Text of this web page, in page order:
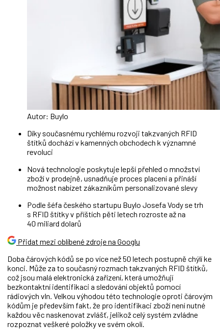
Autor: Buylo
Díky současnému rychlému rozvoji takzvaných RFID
štítků dochází v kamenných obchodech k významné
revoluci
Nová technologie poskytuje lepší přehled o množství
zboží v prodejně, usnadňuje proces placení a přináší
možnost nabízet zákazníkům personalizované slevy
Podle šéfa českého startupu Buylo Josefa Vody se trh
s RFID štítky v příštích pěti letech rozroste až na
40 miliard dolarů
Přidat mezi oblíbené zdroje na Googlu
Doba čárových kódů se po více než 50 letech postupně chýlí ke
konci. Může za to současný rozmach takzvaných RFID štítků,
což jsou malá elektronická zařízení, která umožňují
bezkontaktní identifikaci a sledování objektů pomocí
rádiových vln. Velkou výhodou této technologie oproti čárovým
kódům je především fakt, že pro identifikaci zboží není nutné
každou věc naskenovat zvlášť, jelikož celý systém zvládne
rozpoznat veškeré položky ve svém okolí.